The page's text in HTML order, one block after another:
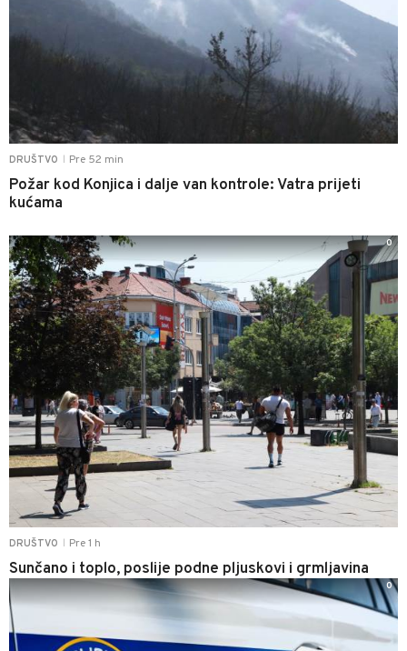
DRUŠTVO Pre 52 min
Požar kod Konjica i dalje van kontrole: Vatra prijeti
kućama
DRUŠTVO Pre 1 h
Sunčano i toplo, poslije podne pljuskovi i grmljavina
0
0